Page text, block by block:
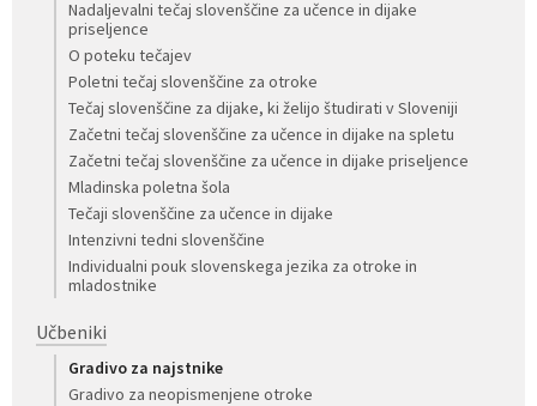
Nadaljevalni tečaj slovenščine za učence in dijake
priseljence
O poteku tečajev
Poletni tečaj slovenščine za otroke
Tečaj slovenščine za dijake, ki želijo študirati v Sloveniji
Začetni tečaj slovenščine za učence in dijake na spletu
Začetni tečaj slovenščine za učence in dijake priseljence
Mladinska poletna šola
Tečaji slovenščine za učence in dijake
Intenzivni tedni slovenščine
Individualni pouk slovenskega jezika za otroke in
mladostnike
Učbeniki
Gradivo za najstnike
Gradivo za neopismenjene otroke